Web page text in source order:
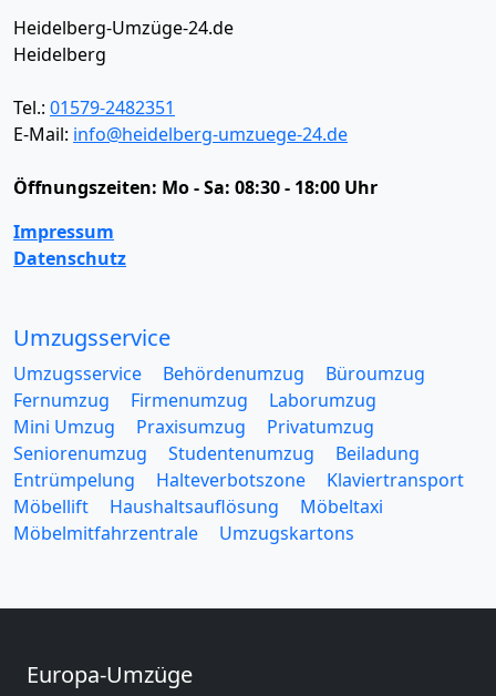
Heidelberg-Umzüge-24.de
Heidelberg
Tel.: 01579-2482351
E-Mail: info@heidelberg-umzuege-24.de
Öffnungszeiten: Mo - Sa: 08:30 - 18:00 Uhr
Impressum
Datenschutz
Umzugsservice
Umzugsservice Behördenumzug
Büroumzug
Fernumzug
Firmenumzug
Laborumzug
Mini Umzug
Praxisumzug
Privatumzug
Seniorenumzug
Studentenumzug
Beiladung
Entrümpelung
Halteverbotszone
Klaviertransport
Möbellift
Haushaltsauflösung
Möbeltaxi
Möbelmitfahrzentrale
Umzugskartons
Europa-Umzüge